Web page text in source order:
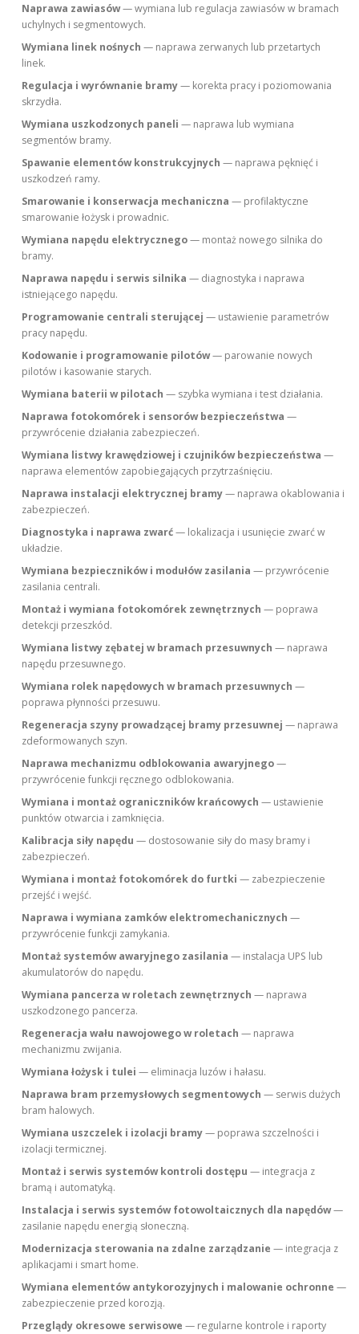
Naprawa zawiasów— wymiana lub regulacja zawiasów w bramach
uchylnych i segmentowych.
Wymiana linek nośnych — naprawa zerwanych lub przetartych
linek.
Regulacja i wyrównanie bramy— korekta pracy i poziomowania
skrzydła.
Wymiana uszkodzonych paneli — naprawa lub wymiana
segmentów bramy.
Spawanie elementów konstrukcyjnych — naprawa pęknięć i
uszkodzeń ramy.
Smarowanie i konserwacja mechaniczna — profilaktyczne
smarowanie łożysk i prowadnic.
Wymiana napędu elektrycznego— montaż nowego silnika do
bramy.
Naprawa napędu i serwis silnika — diagnostyka i naprawa
istniejącego napędu.
Programowanie centrali sterującej — ustawienie parametrów
pracy napędu.
Kodowanie i programowanie pilotów— parowanie nowych
pilotów i kasowanie starych.
Wymiana baterii w pilotach — szybka wymiana i test działania.
Naprawa fotokomórek i sensorów bezpieczeństwa —
przywrócenie działania zabezpieczeń.
Wymiana listwy krawędziowej i czujników bezpieczeństwa —
naprawa elementów zapobiegających przytrzaśnięciu.
Naprawa instalacji elektrycznej bramy— naprawa okablowania i
zabezpieczeń.
Diagnostyka i naprawa zwarć— lokalizacja i usunięcie zwarć w
układzie.
Wymiana bezpieczników i modułów zasilania — przywrócenie
zasilania centrali.
Montaż i wymiana fotokomórek zewnętrznych — poprawa
detekcji przeszkód.
Wymiana listwy zębatej w bramach przesuwnych — naprawa
napędu przesuwnego.
Wymiana rolek napędowych w bramach przesuwnych —
poprawa płynności przesuwu.
Regeneracja szyny prowadzącej bramy przesuwnej — naprawa
zdeformowanych szyn.
Naprawa mechanizmu odblokowania awaryjnego—
przywrócenie funkcji ręcznego odblokowania.
Wymiana i montaż ograniczników krańcowych — ustawienie
punktów otwarcia i zamknięcia.
Kalibracja siły napędu — dostosowanie siły do masy bramy i
zabezpieczeń.
Wymiana i montaż fotokomórek do furtki — zabezpieczenie
przejść i wejść.
Naprawa i wymiana zamków elektromechanicznych —
przywrócenie funkcji zamykania.
Montaż systemów awaryjnego zasilania — instalacja UPS lub
akumulatorów do napędu.
Wymiana pancerza w roletach zewnętrznych — naprawa
uszkodzonego pancerza.
Regeneracja wału nawojowego w roletach — naprawa
mechanizmu zwijania.
Wymiana łożysk i tulei — eliminacja luzów i hałasu.
Naprawa bram przemysłowych segmentowych — serwis dużych
bram halowych.
Wymiana uszczelek i izolacji bramy— poprawa szczelności i
izolacji termicznej.
Montaż i serwis systemów kontroli dostępu — integracja z
bramą i automatyką.
Instalacja i serwis systemów fotowoltaicznych dla napędów—
zasilanie napędu energią słoneczną.
Modernizacja sterowania na zdalne zarządzanie — integracja z
aplikacjami i smart home.
Wymiana elementów antykorozyjnych i malowanie ochronne —
zabezpieczenie przed korozją.
Przeglądy okresowe serwisowe — regularne kontrole i raporty